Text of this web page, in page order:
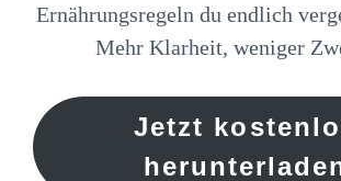
Ernährungsregeln du endlich
Mehr Klarheit, weniger
Jetzt